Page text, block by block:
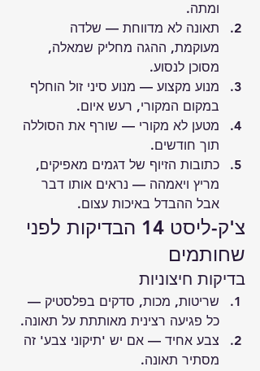
ומתה.
תאונה לא מדווחת — שלדה
מעוקמת, ההגה מחליק שמאלה,
מסוכן לנסוע.
מנוע מקצוע — מנוע סיני זול הוחלף
במקום המקורי, רעש איום.
מטען לא מקורי — שורף את הסוללה
תוך חודשים.
כתובות הזיוף של דגמים מאפיקים,
מריץ ויאמהה — נראים אותו דבר
אבל ההבדל באיכות עצום.
צ'ק-ליסט 14 הבדיקות לפני
שחותמים
בדיקות חיצוניות
שריטות, מכות, סדקים בפלסטיק —
כל פגיעה רצינית מאותתת על תאונה.
צבע אחיד — אם יש 'תיקוני צבע' זה
מסתיר תאונה.